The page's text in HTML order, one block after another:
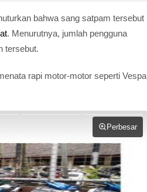
bahwa sang satpam tersebut
. Menurutnya, jumlah pengguna
tersebut.
rapi motor-motor seperti Vespa
Perbesar